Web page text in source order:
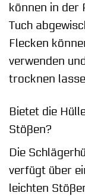
können in der
Tuch
Flecken
verwenden
trocknen
Bietet die
Stößen?
Die
verfügt über
leichten